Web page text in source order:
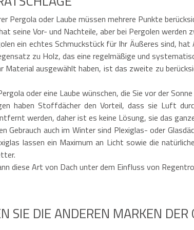
Gestell: Epoxy-Stahl -
Dach : 100% Polyester -
Inkl. Zubehör und spezifische
Schrauben
Pergola oder Laube müssen mehrere Punkte
seine Vor- und Nachteile, aber bei Pergolen
ein echtes Schmuckstück für Ihr Äußeres sind,
zu Holz, das eine regelmäßige und
Material ausgewählt haben, ist das zweite zu
oder eine Laube wünschen, die Sie vor der
haben Stoffdächer den Vorteil, dass sie Luft
werden, daher ist es keine Lösung, sie das
Gebrauch auch im Winter sind Plexiglas- oder
lassen ein Maximum an Licht sowie die
diese Art von Dach unter dem Einfluss von
SIE DIE ANDEREN MARKEN DER